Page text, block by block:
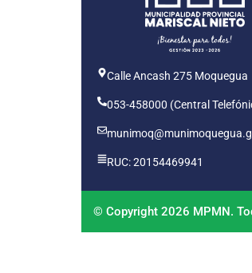
Calle Ancash 275 Moquegua
053-458000 (Central
RUC: 20154469941
© Copyright 2026 MPMN.